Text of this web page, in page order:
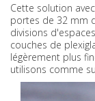
Cette solution
portes de 32 mm
divisions
couches de
légèrement plus
utilisons comme